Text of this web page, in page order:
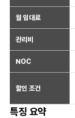
월 임대료
관리비
NOC
할인 조건
특징 요약